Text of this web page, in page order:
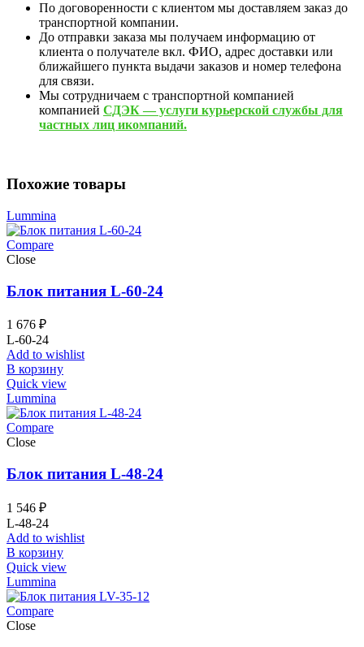
По договоренности с клиентом мы доставляем заказ до
транспортной компании.
До отправки заказа мы получаем информацию от
клиента о получателе вкл. ФИО, адрес доставки или
ближайшего пункта выдачи заказов и номер телефона
для связи.
Мы сотрудничаем с транспортной компанией
компанией СДЭК — услуги курьерской службы для
частных лиц икомпаний.
Похожие товары
Lummina
Compare
Close
Блок питания L-60-24
1 676 ₽
L-60-24
Add to wishlist
В корзину
Quick view
Lummina
Compare
Close
Блок питания L-48-24
1 546 ₽
L-48-24
Add to wishlist
В корзину
Quick view
Lummina
Compare
Close